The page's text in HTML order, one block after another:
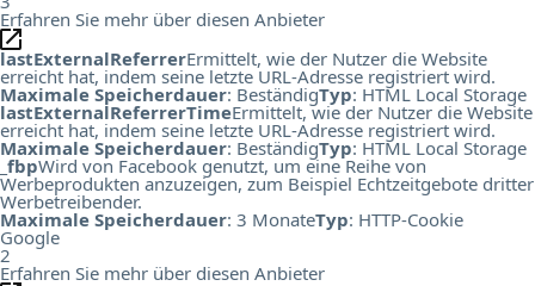
Erfahren Sie mehr über diesen Anbieter
lastExternalReferrerErmittelt, wie der Nutzer die Website
erreicht hat, indem seine letzte URL-Adresse registriert wird.
Maximale Speicherdauer: BeständigTyp: HTML Local Storage
lastExternalReferrerTimeErmittelt, wie der Nutzer die Website
erreicht hat, indem seine letzte URL-Adresse registriert wird.
Maximale Speicherdauer: BeständigTyp: HTML Local Storage
_fbpWird von Facebook genutzt, um eine Reihe von
Werbeprodukten anzuzeigen, zum Beispiel Echtzeitgebote dritter
Werbetreibender.
Maximale Speicherdauer: 3 MonateTyp: HTTP-Cookie
Google
2
Erfahren Sie mehr über diesen Anbieter